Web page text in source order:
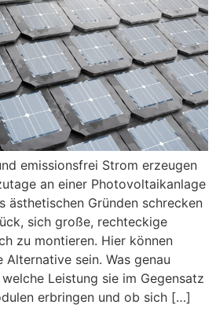
emissionsfrei Strom erzeugen
an einer Photovoltaikanlage
ästhetischen Gründen schrecken
sich große, rechteckige
zu montieren. Hier können
Alternative sein. Was genau
Leistung sie im Gegensatz
erbringen und ob sich […]